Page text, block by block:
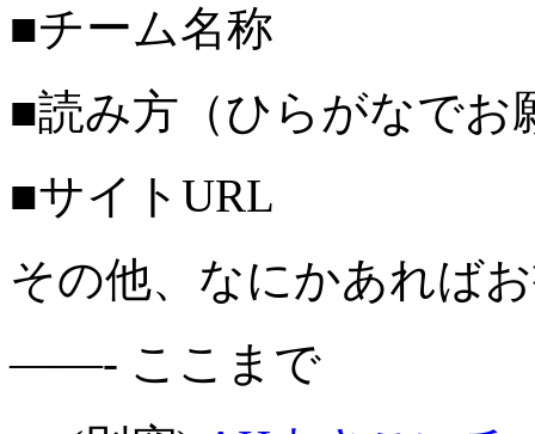
■チーム名称
■読み方（ひらがなでお
■サイトURL
その他、なにかあれば
——- ここまで